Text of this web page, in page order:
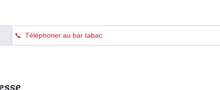
Téléphoner au bar tabac